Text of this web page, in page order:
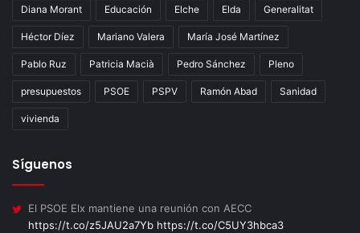
Diana Morant Educación Elche Elda Generalitat
Héctor Díez Mariano Valera María José Martínez
Pablo Ruz Patricia Macià Pedro Sánchez Pleno
presupuestos PSOE PSPV Ramón Abad Sanidad
vivienda
Síguenos
El PSOE Elx mantiene una reunión con AECC
https://t.co/z5JAU2a7Yb https://t.co/C5UY3hbca3